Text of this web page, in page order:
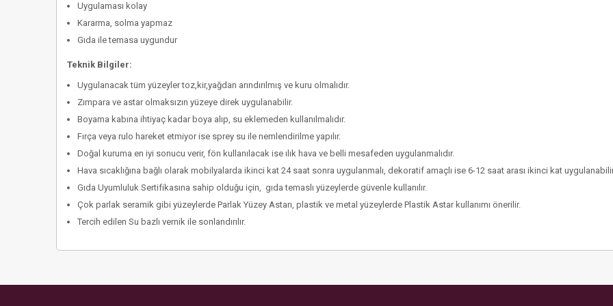
Uygulaması kolay
Kararma, solma yapmaz
Gıda ile temasa uygundur
Teknik Bilgiler:
Uygulanacak tüm yüzeyler toz,kir,yağdan arındırılmış ve kuru olmalıdır.
Zımpara ve astar olmaksızın yüzeye direk uygulanabilir.
Boyama kabına ihtiyaç kadar boya alıp, su eklemeden kullanılmalıdır.
Fırça veya rulo hareket etmiyor ise sprey su ile nemlendirilme yapılır.
Doğal kuruma en iyi sonucu verir, fön kullanılacak ise ılık hava ve belli mesafeden uygulanmalıdır.
Hava sıcaklığına bağlı olarak mobilyalarda ikinci kat 24 saat sonra uygulanmalı, dekoratif amaçlı ise 6-12 saat arası ikinci kat
Gıda Uyumluluk Sertifikasına sahip olduğu için, gıda temaslı yüzeylerde güvenle kullanılır.
Çok parlak seramik gibi yüzeylerde Parlak Yüzey Astarı, plastik ve metal yüzeylerde Plastik Astar kullanımı önerilir.
Tercih edilen Su bazlı vernik ile sonlandırılır.